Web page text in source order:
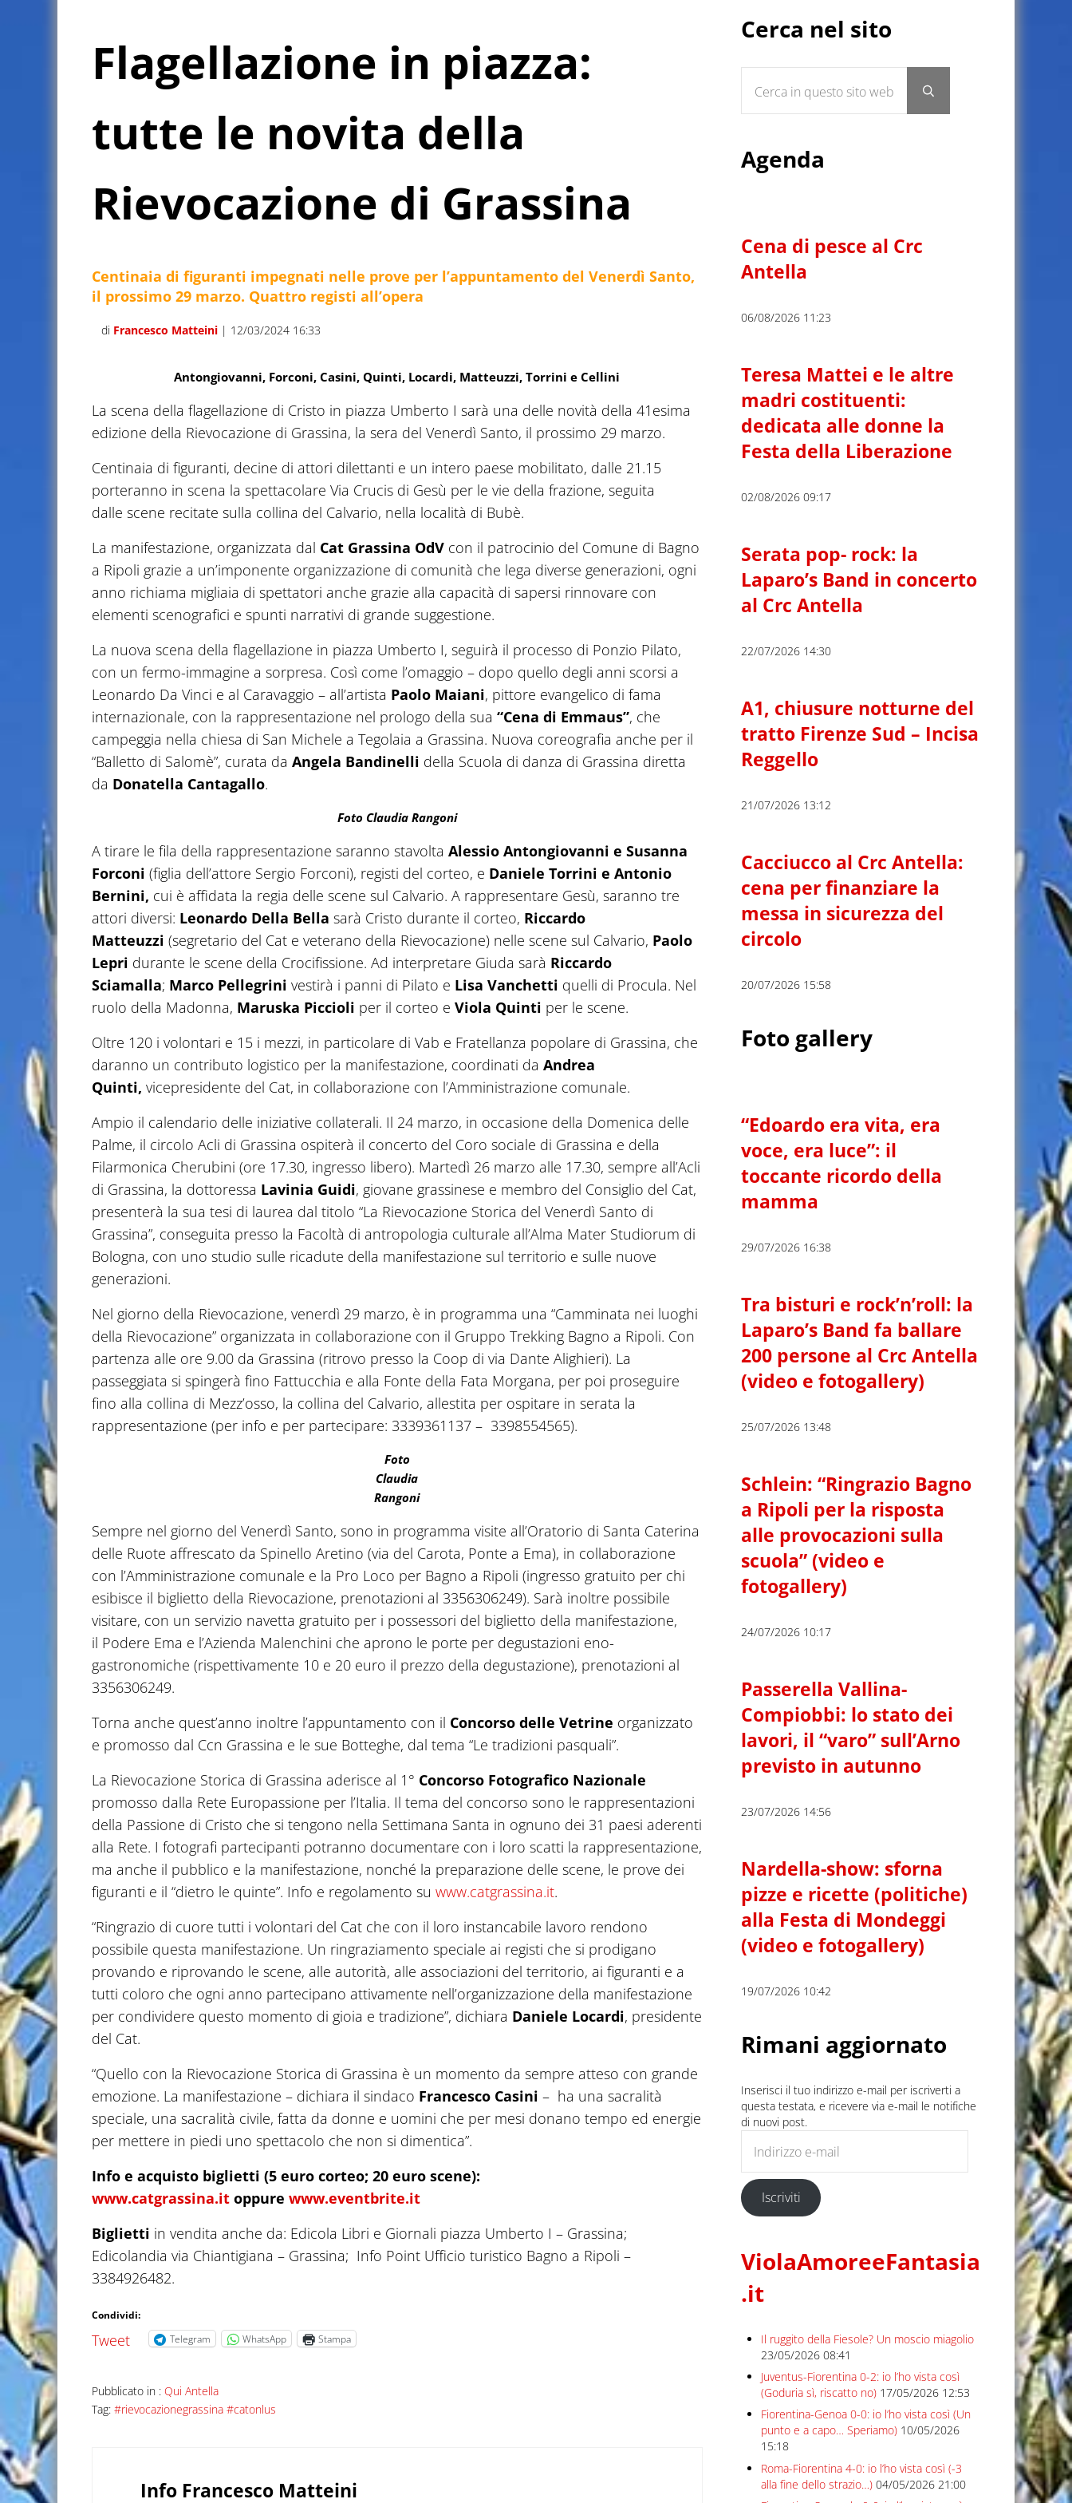
Flagellazione in piazza:
tutte le novita della
Rievocazione di Grassina
Centinaia di figuranti impegnati nelle prove per l’appuntamento del Venerdì Santo,
il prossimo 29 marzo. Quattro registi all’opera
di Francesco Matteini | 12/03/2024 16:33
Antongiovanni, Forconi, Casini, Quinti, Locardi, Matteuzzi, Torrini e Cellini
La scena della flagellazione di Cristo in piazza Umberto I sarà una delle novità della 41esima
edizione della Rievocazione di Grassina, la sera del Venerdì Santo, il prossimo 29 marzo.
Centinaia di figuranti, decine di attori dilettanti e un intero paese mobilitato, dalle 21.15
porteranno in scena la spettacolare Via Crucis di Gesù per le vie della frazione, seguita
dalle scene recitate sulla collina del Calvario, nella località di Bubè.
La manifestazione, organizzata dal Cat Grassina OdVcon il patrocinio del Comune di Bagno
a Ripoli grazie a un’imponente organizzazione di comunità che lega diverse generazioni, ogni
anno richiama migliaia di spettatori anche grazie alla capacità di sapersi rinnovare con
elementi scenografici e spunti narrativi di grande suggestione.
La nuova scena della flagellazione in piazza Umberto I, seguirà il processo di Ponzio Pilato,
con un fermo-immagine a sorpresa. Così come l’omaggio – dopo quello degli anni scorsi a
Leonardo Da Vinci e al Caravaggio – all’artista Paolo Maiani, pittore evangelico di fama
internazionale, con la rappresentazione nel prologo della sua “Cena di Emmaus”, che
campeggia nella chiesa di San Michele a Tegolaia a Grassina. Nuova coreografia anche per il
“Balletto di Salomè”, curata da Angela Bandinelli della Scuola di danza di Grassina diretta
da Donatella Cantagallo.
Foto Claudia Rangoni
A tirare le fila della rappresentazione saranno stavolta Alessio Antongiovanni e Susanna
Forconi (figlia dell’attore Sergio Forconi), registi del corteo, e Daniele Torrini e Antonio
Bernini, cui è affidata la regia delle scene sul Calvario. A rappresentare Gesù, saranno tre
attori diversi: Leonardo Della Bella sarà Cristo durante il corteo, Riccardo
Matteuzzi (segretario del Cat e veterano della Rievocazione) nelle scene sul Calvario, Paolo
Lepri durante le scene della Crocifissione. Ad interpretare Giuda sarà Riccardo
Sciamalla; Marco Pellegrini vestirà i panni di Pilato e Lisa Vanchetti quelli di Procula. Nel
ruolo della Madonna, Maruska Piccioli per il corteo e Viola Quinti per le scene.
Oltre 120 i volontari e 15 i mezzi, in particolare di Vab e Fratellanza popolare di Grassina, che
daranno un contributo logistico per la manifestazione, coordinati da Andrea
Quinti, vicepresidente del Cat, in collaborazione con l’Amministrazione comunale.
Ampio il calendario delle iniziative collaterali. Il 24 marzo, in occasione della Domenica delle
Palme, il circolo Acli di Grassina ospiterà il concerto del Coro sociale di Grassina e della
Filarmonica Cherubini (ore 17.30, ingresso libero). Martedì 26 marzo alle 17.30, sempre all’Acli
di Grassina, la dottoressa Lavinia Guidi, giovane grassinese e membro del Consiglio del Cat,
presenterà la sua tesi di laurea dal titolo “La Rievocazione Storica del Venerdì Santo di
Grassina”, conseguita presso la Facoltà di antropologia culturale all’Alma Mater Studiorum di
Bologna, con uno studio sulle ricadute della manifestazione sul territorio e sulle nuove
generazioni.
Nel giorno della Rievocazione, venerdì 29 marzo, è in programma una “Camminata nei luoghi
della Rievocazione” organizzata in collaborazione con il Gruppo Trekking Bagno a Ripoli. Con
partenza alle ore 9.00 da Grassina (ritrovo presso la Coop di via Dante Alighieri). La
passeggiata si spingerà fino Fattucchia e alla Fonte della Fata Morgana, per poi proseguire
fino alla collina di Mezz’osso, la collina del Calvario, allestita per ospitare in serata la
rappresentazione (per info e per partecipare: 3339361137 – 3398554565).
Foto
Claudia
Rangoni
Sempre nel giorno del Venerdì Santo, sono in programma visite all’Oratorio di Santa Caterina
delle Ruote affrescato da Spinello Aretino (via del Carota, Ponte a Ema), in collaborazione
con l’Amministrazione comunale e la Pro Loco per Bagno a Ripoli (ingresso gratuito per chi
esibisce il biglietto della Rievocazione, prenotazioni al 3356306249). Sarà inoltre possibile
visitare, con un servizio navetta gratuito per i possessori del biglietto della manifestazione,
il Podere Ema e l’Azienda Malenchini che aprono le porte per degustazioni eno-
gastronomiche (rispettivamente 10 e 20 euro il prezzo della degustazione), prenotazioni al
3356306249.
Torna anche quest’anno inoltre l’appuntamento con il Concorso delle Vetrine organizzato
e promosso dal Ccn Grassina e le sue Botteghe, dal tema “Le tradizioni pasquali”.
La Rievocazione Storica di Grassina aderisce al 1° Concorso Fotografico Nazionale
promosso dalla Rete Europassione per l’Italia. Il tema del concorso sono le rappresentazioni
della Passione di Cristo che si tengono nella Settimana Santa in ognuno dei 31 paesi aderenti
alla Rete. I fotografi partecipanti potranno documentare con i loro scatti la rappresentazione,
ma anche il pubblico e la manifestazione, nonché la preparazione delle scene, le prove dei
figuranti e il “dietro le quinte”. Info e regolamento su www.catgrassina.it.
“Ringrazio di cuore tutti i volontari del Cat che con il loro instancabile lavoro rendono
possibile questa manifestazione. Un ringraziamento speciale ai registi che si prodigano
provando e riprovando le scene, alle autorità, alle associazioni del territorio, ai figuranti e a
tutti coloro che ogni anno partecipano attivamente nell’organizzazione della manifestazione
per condividere questo momento di gioia e tradizione”, dichiara Daniele Locardi, presidente
del Cat.
“Quello con la Rievocazione Storica di Grassina è un momento da sempre atteso con grande
emozione. La manifestazione – dichiara il sindaco Francesco Casini – ha una sacralità
speciale, una sacralità civile, fatta da donne e uomini che per mesi donano tempo ed energie
per mettere in piedi uno spettacolo che non si dimentica”.
Info e acquisto biglietti (5 euro corteo; 20 euro scene):
www.catgrassina.itoppure www.eventbrite.it
Biglietti in vendita anche da: Edicola Libri e Giornali piazza Umberto I – Grassina;
Edicolandia via Chiantigiana – Grassina; Info Point Ufficio turistico Bagno a Ripoli –
3384926482.
Condividi:
Tweet Telegram WhatsApp Stampa
Pubblicato in : Qui Antella
Tag: #rievocazionegrassina #catonlus
Info Francesco Matteini
Cerca nel sito
Submit search
Agenda
Cena di pesce al Crc
Antella
06/08/2026 11:23
Teresa Mattei e le altre
madri costituenti:
dedicata alle donne la
Festa della Liberazione
02/08/2026 09:17
Serata pop- rock: la
Laparo’s Band in concerto
al Crc Antella
22/07/2026 14:30
A1, chiusure notturne del
tratto Firenze Sud – Incisa
Reggello
21/07/2026 13:12
Cacciucco al Crc Antella:
cena per finanziare la
messa in sicurezza del
circolo
20/07/2026 15:58
Foto gallery
“Edoardo era vita, era
voce, era luce”: il
toccante ricordo della
mamma
29/07/2026 16:38
Tra bisturi e rock’n’roll: la
Laparo’s Band fa ballare
200 persone al Crc Antella
(video e fotogallery)
25/07/2026 13:48
Schlein: “Ringrazio Bagno
a Ripoli per la risposta
alle provocazioni sulla
scuola” (video e
fotogallery)
24/07/2026 10:17
Passerella Vallina-
Compiobbi: lo stato dei
lavori, il “varo” sull’Arno
previsto in autunno
23/07/2026 14:56
Nardella-show: sforna
pizze e ricette (politiche)
alla Festa di Mondeggi
(video e fotogallery)
19/07/2026 10:42
Rimani aggiornato
Inserisci il tuo indirizzo e-mail per iscriverti a
questa testata, e ricevere via e-mail le notifiche
di nuovi post.
Iscriviti
ViolaAmoreeFantasia
.it
Il ruggito della Fiesole? Un moscio miagolio
23/05/2026 08:41
Juventus-Fiorentina 0-2: io l’ho vista così
(Goduria sì, riscatto no) 17/05/2026 12:53
Fiorentina-Genoa 0-0: io l’ho vista così (Un
punto e a capo… Speriamo) 10/05/2026
15:18
Roma-Fiorentina 4-0: io l’ho vista così (-3
alla fine dello strazio…) 04/05/2026 21:00